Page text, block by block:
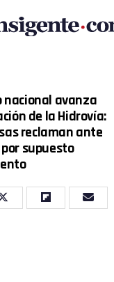
nacional avanza
de la Hidrovía:
reclaman ante
supuesto